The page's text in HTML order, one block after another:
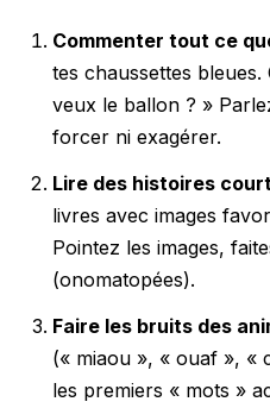
Commenter tout ce
tes chaussettes
veux le ballon ? »
forcer ni exagérer.
Lire des histoires
livres avec images
Pointez les images,
(onomatopées).
Faire les bruits des
(« miaou », « ouaf », «
les premiers « mots »